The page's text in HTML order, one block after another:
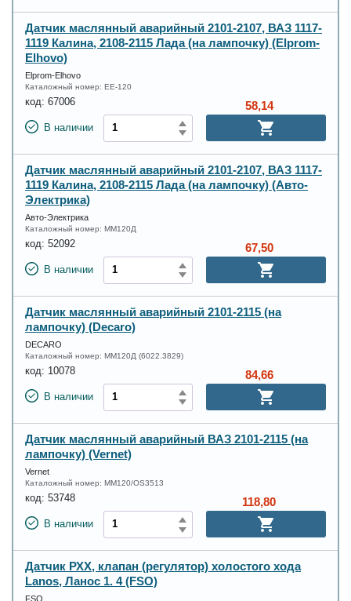
Датчик маслянный аварийный 2101-2107, ВАЗ 1117-
1119 Калина, 2108-2115 Лада (на лампочку) (Elprom-
Elhovo)
Elprom-Elhovo
Каталожный номер: EE-120
код: 67006
В наличии
58,14
Датчик маслянный аварийный 2101-2107, ВАЗ 1117-
1119 Калина, 2108-2115 Лада (на лампочку) (Авто-
Электрика)
Авто-Электрика
Каталожный номер: ММ120Д
код: 52092
В наличии
67,50
Датчик маслянный аварийный 2101-2115 (на
лампочку) (Decaro)
DECARO
Каталожный номер: ММ120Д (6022.3829)
код: 10078
В наличии
84,66
Датчик маслянный аварийный ВАЗ 2101-2115 (на
лампочку) (Vernet)
Vernet
Каталожный номер: ММ120/OS3513
код: 53748
В наличии
118,80
Датчик РХХ, клапан (регулятор) холостого хода
Lanos, Ланос 1. 4 (FSO)
FSO